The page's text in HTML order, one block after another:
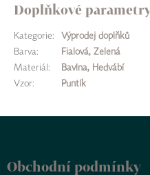
Doplňkové
Kategorie:
Výprodej doplňků
Barva:
Fialová, Zelená
Materiál :
Bavlna, Hedvábí
Vzor: Puntík
Obchodní podmínky